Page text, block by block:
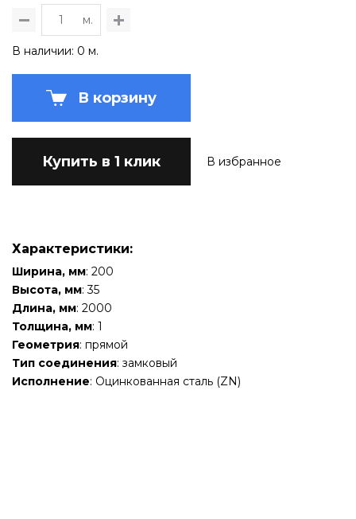
м.
В наличии: 0 м.
В корзину
Купить в 1 клик В избранное
Характеристики:
Ширина, мм: 200
Высота, мм: 35
Длина, мм: 2000
Толщина, мм: 1
Геометрия: прямой
Тип соединения: замковый
Исполнение: Оцинкованная сталь (ZN)